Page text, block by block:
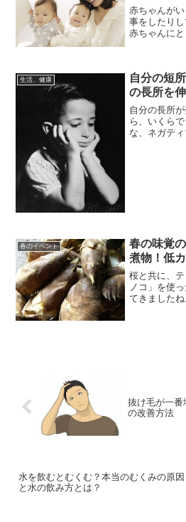
赤ちゃんが
事をしたりし
赤ちゃんに
生活、健康
自分の短
の長所を
自分の長所
ら、いくら
な、ネガテ
春のイベント
春の味覚
煮物！低
桜と共に、
ノコ」を使
てきました
抜け毛が一番
の改善方法
水を飲むとむくむ？本当のむくみの原因
と水の飲み方とは？